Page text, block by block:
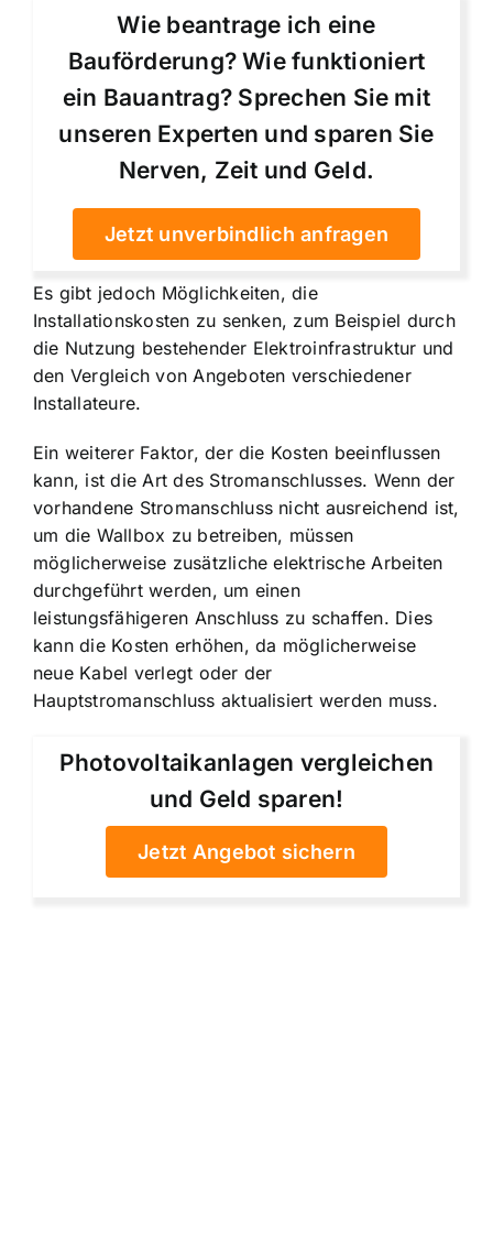
Wie beantrage ich eine
Bauförderung? Wie funktioniert
ein Bauantrag? Sprechen Sie mit
unseren Experten und sparen Sie
Nerven, Zeit und Geld.
Jetzt unverbindlich anfragen
Es gibt jedoch Möglichkeiten, die
Installationskosten zu senken, zum Beispiel durch
die Nutzung bestehender Elektroinfrastruktur und
den Vergleich von Angeboten verschiedener
Installateure.
Ein weiterer Faktor, der die Kosten beeinflussen
kann, ist die Art des Stromanschlusses. Wenn der
vorhandene Stromanschluss nicht ausreichend ist,
um die Wallbox zu betreiben, müssen
möglicherweise zusätzliche elektrische Arbeiten
durchgeführt werden, um einen
leistungsfähigeren Anschluss zu schaffen. Dies
kann die Kosten erhöhen, da möglicherweise
neue Kabel verlegt oder der
Hauptstromanschluss aktualisiert werden muss.
Photovoltaikanlagen vergleichen
und Geld sparen!
Jetzt Angebot sichern